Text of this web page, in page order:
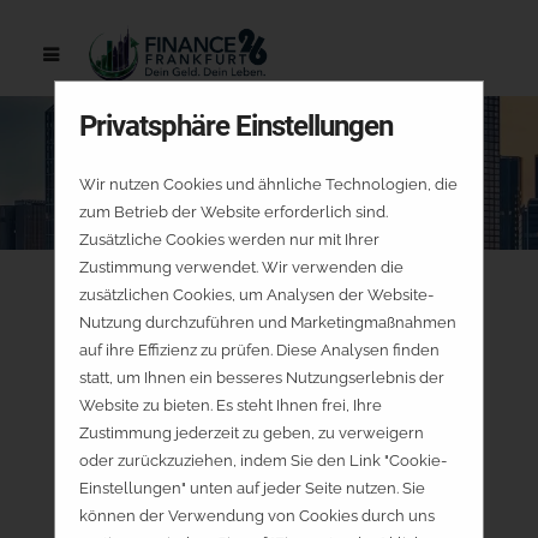
Privatsphäre Einstellungen
Wir nutzen Cookies und ähnliche Technologien, die
zum Betrieb der Website erforderlich sind.
Zusätzliche Cookies werden nur mit Ihrer
Zustimmung verwendet. Wir verwenden die
zusätzlichen Cookies, um Analysen der Website-
Nutzung durchzuführen und Marketingmaßnahmen
auf ihre Effizienz zu prüfen. Diese Analysen finden
statt, um Ihnen ein besseres Nutzungserlebnis der
Website zu bieten. Es steht Ihnen frei, Ihre
Zustimmung jederzeit zu geben, zu verweigern
oder zurückzuziehen, indem Sie den Link "Cookie-
Einstellungen" unten auf jeder Seite nutzen. Sie
können der Verwendung von Cookies durch uns